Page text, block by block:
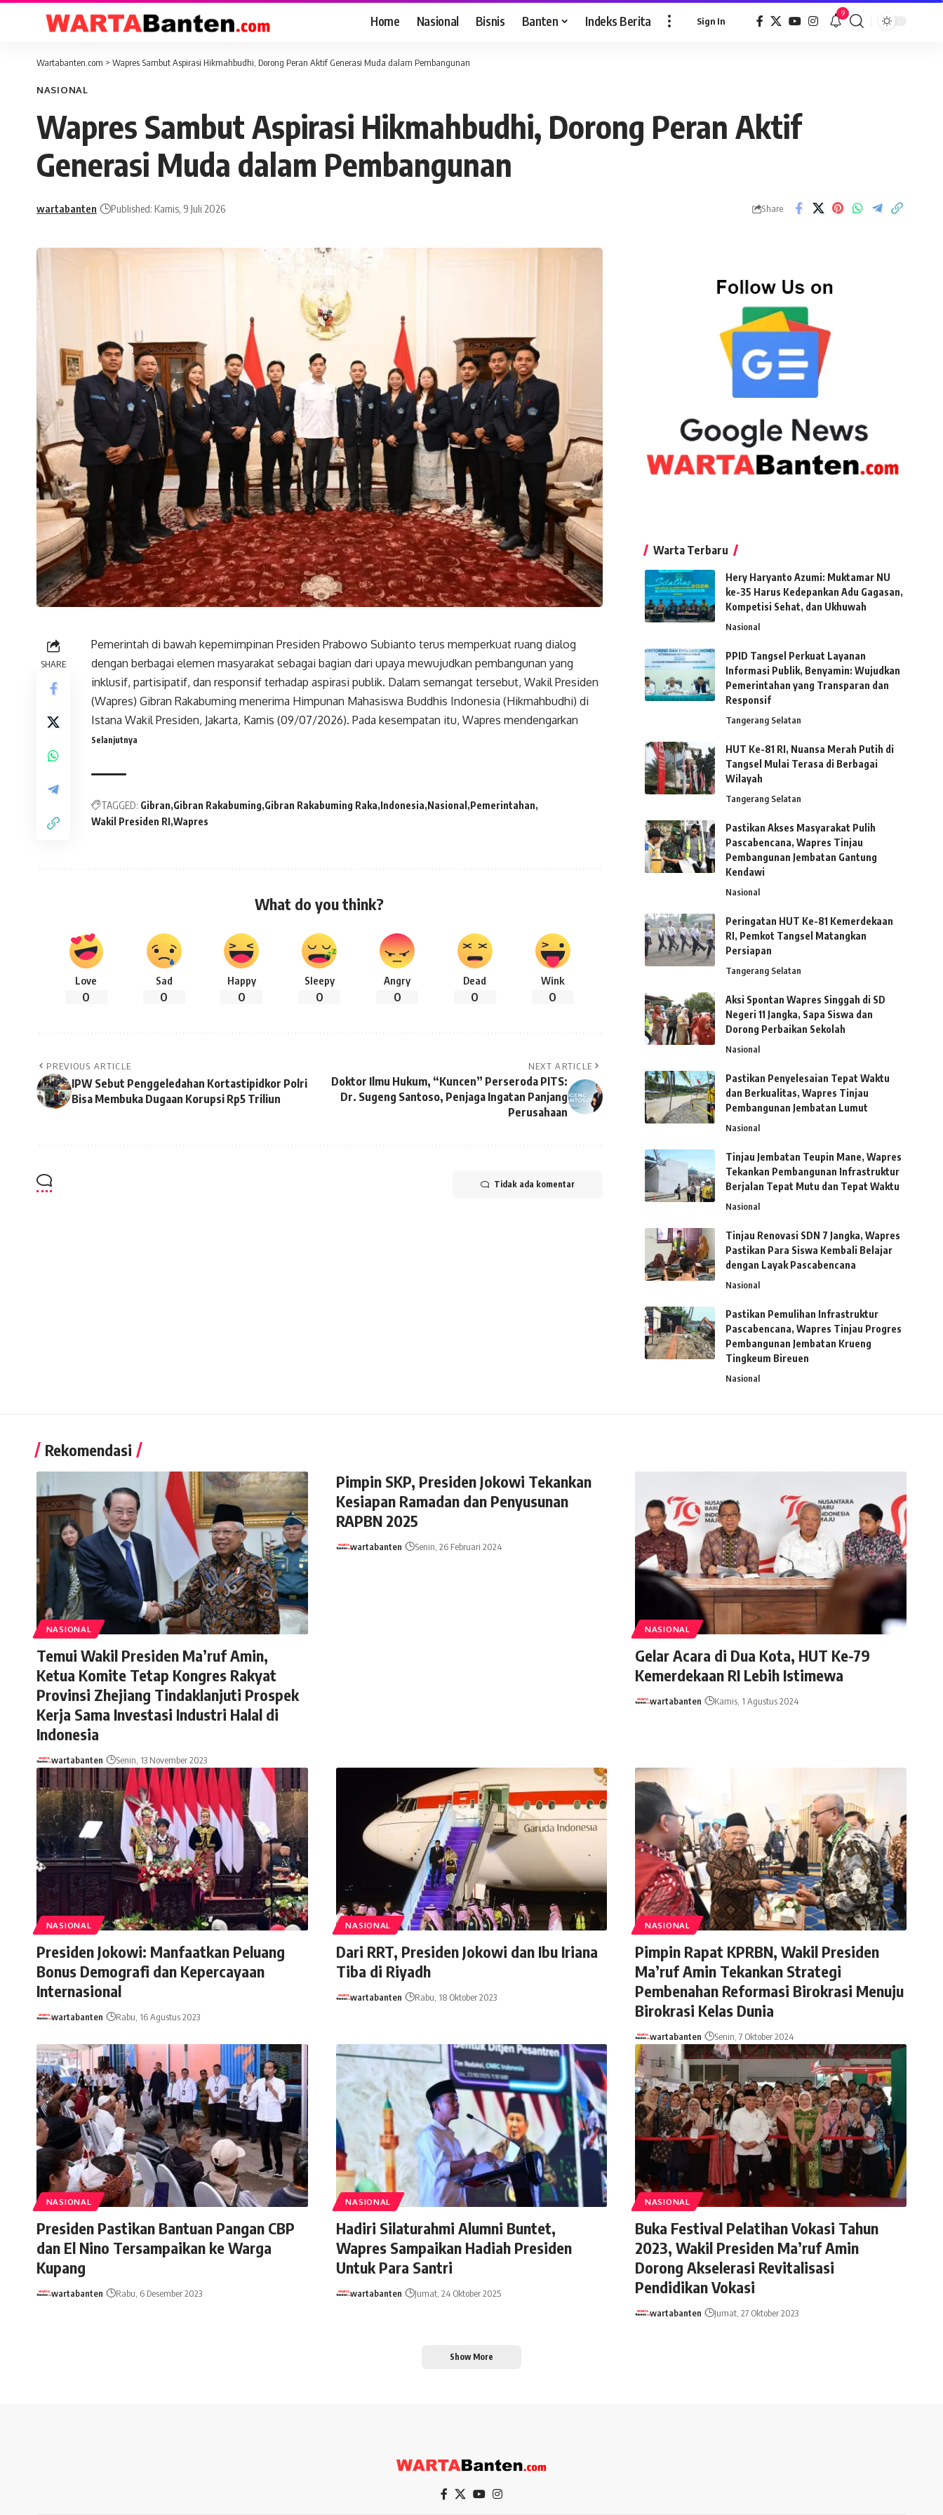
Home Nasional Bisnis Banten Indeks Berita Sign In
9
Wartabanten.com > Wapres Sambut Aspirasi Hikmahbudhi, Dorong Peran Aktif Generasi Muda dalam Pembangunan
NASIONAL
Wapres Sambut Aspirasi Hikmahbudhi, Dorong Peran Aktif
Generasi Muda dalam Pembangunan
wartabanten Published: Kamis, 9 Juli 2026 Share
SHARE
Pemerintah di bawah kepemimpinan Presiden Prabowo Subianto terus memperkuat ruang dialog
dengan berbagai elemen masyarakat sebagai bagian dari upaya mewujudkan pembangunan yang
inklusif, partisipatif, dan responsif terhadap aspirasi publik. Dalam semangat tersebut, Wakil Presiden
(Wapres) Gibran Rakabuming menerima Himpunan Mahasiswa Buddhis Indonesia (Hikmahbudhi) di
Istana Wakil Presiden, Jakarta, Kamis (09/07/2026). Pada kesempatan itu, Wapres mendengarkan
Selanjutnya
TAGGED: Gibran Gibran Rakabuming Gibran Rakabuming Raka Indonesia Nasional Pemerintahan
Wakil Presiden RI Wapres
What do you think?
Love
0
Sad
0
Happy
0
Sleepy
0
Angry
0
Dead
0
Wink
0
PREVIOUS ARTICLE
IPW Sebut Penggeledahan Kortastipidkor Polri
Bisa Membuka Dugaan Korupsi Rp5 Triliun
NEXT ARTICLE
Doktor Ilmu Hukum, “Kuncen” Perseroda PITS:
Dr. Sugeng Santoso, Penjaga Ingatan Panjang
Perusahaan
Tidak ada komentar
Warta Terbaru
Hery Haryanto Azumi: Muktamar NU
ke-35 Harus Kedepankan Adu Gagasan,
Kompetisi Sehat, dan Ukhuwah
Nasional
PPID Tangsel Perkuat Layanan
Informasi Publik, Benyamin: Wujudkan
Pemerintahan yang Transparan dan
Responsif
Tangerang Selatan
HUT Ke-81 RI, Nuansa Merah Putih di
Tangsel Mulai Terasa di Berbagai
Wilayah
Tangerang Selatan
Pastikan Akses Masyarakat Pulih
Pascabencana, Wapres Tinjau
Pembangunan Jembatan Gantung
Kendawi
Nasional
Peringatan HUT Ke-81 Kemerdekaan
RI, Pemkot Tangsel Matangkan
Persiapan
Tangerang Selatan
Aksi Spontan Wapres Singgah di SD
Negeri 11 Jangka, Sapa Siswa dan
Dorong Perbaikan Sekolah
Nasional
Pastikan Penyelesaian Tepat Waktu
dan Berkualitas, Wapres Tinjau
Pembangunan Jembatan Lumut
Nasional
Tinjau Jembatan Teupin Mane, Wapres
Tekankan Pembangunan Infrastruktur
Berjalan Tepat Mutu dan Tepat Waktu
Nasional
Tinjau Renovasi SDN 7 Jangka, Wapres
Pastikan Para Siswa Kembali Belajar
dengan Layak Pascabencana
Nasional
Pastikan Pemulihan Infrastruktur
Pascabencana, Wapres Tinjau Progres
Pembangunan Jembatan Krueng
Tingkeum Bireuen
Nasional
Rekomendasi
NASIONAL
Temui Wakil Presiden Ma’ruf Amin,
Ketua Komite Tetap Kongres Rakyat
Provinsi Zhejiang Tindaklanjuti Prospek
Kerja Sama Investasi Industri Halal di
Indonesia
wartabanten Senin, 13 November 2023
Pimpin SKP, Presiden Jokowi Tekankan
Kesiapan Ramadan dan Penyusunan
RAPBN 2025
wartabanten Senin, 26 Februari 2024
NASIONAL
Gelar Acara di Dua Kota, HUT Ke-79
Kemerdekaan RI Lebih Istimewa
wartabanten Kamis, 1 Agustus 2024
NASIONAL
Presiden Jokowi: Manfaatkan Peluang
Bonus Demografi dan Kepercayaan
Internasional
wartabanten Rabu, 16 Agustus 2023
NASIONAL
Dari RRT, Presiden Jokowi dan Ibu Iriana
Tiba di Riyadh
wartabanten Rabu, 18 Oktober 2023
NASIONAL
Pimpin Rapat KPRBN, Wakil Presiden
Ma’ruf Amin Tekankan Strategi
Pembenahan Reformasi Birokrasi Menuju
Birokrasi Kelas Dunia
wartabanten Senin, 7 Oktober 2024
NASIONAL
Presiden Pastikan Bantuan Pangan CBP
dan El Nino Tersampaikan ke Warga
Kupang
wartabanten Rabu, 6 Desember 2023
NASIONAL
Hadiri Silaturahmi Alumni Buntet,
Wapres Sampaikan Hadiah Presiden
Untuk Para Santri
wartabanten Jumat, 24 Oktober 2025
NASIONAL
Buka Festival Pelatihan Vokasi Tahun
2023, Wakil Presiden Ma’ruf Amin
Dorong Akselerasi Revitalisasi
Pendidikan Vokasi
wartabanten Jumat, 27 Oktober 2023
Show More